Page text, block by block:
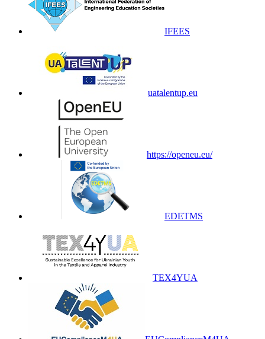
IFEES
uatalentup.eu
https://openeu.eu/
EDETMS
TEX4YUA